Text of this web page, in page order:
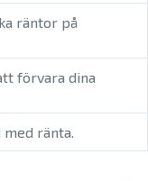
räntor på
förvara dina
med ränta.